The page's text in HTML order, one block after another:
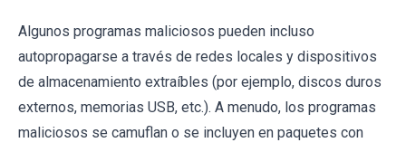
Algunos programas maliciosos pueden incluso
autopropagarse a través de redes locales y dispositivos
de almacenamiento extraíbles (por ejemplo, discos duros
externos, memorias USB, etc.). A menudo, los programas
maliciosos se camuflan o se incluyen en paquetes con